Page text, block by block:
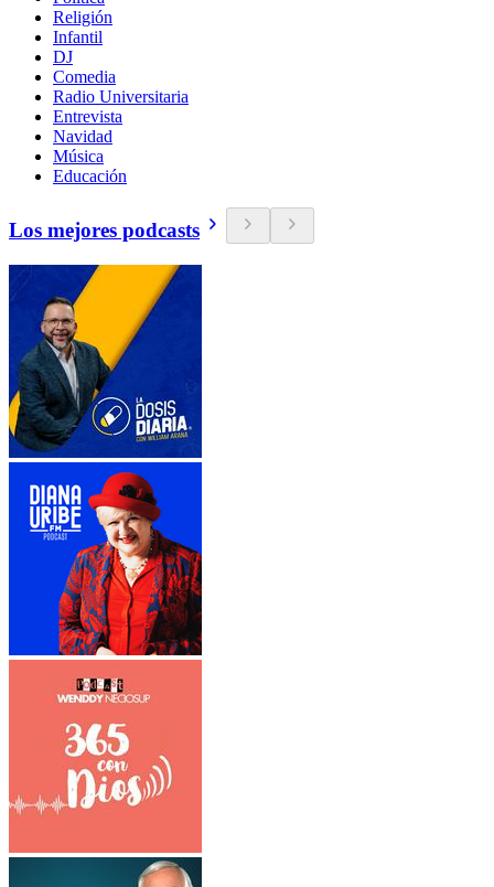
Religión
Infantil
DJ
Comedia
Radio Universitaria
Entrevista
Navidad
Música
Educación
Los mejores podcasts